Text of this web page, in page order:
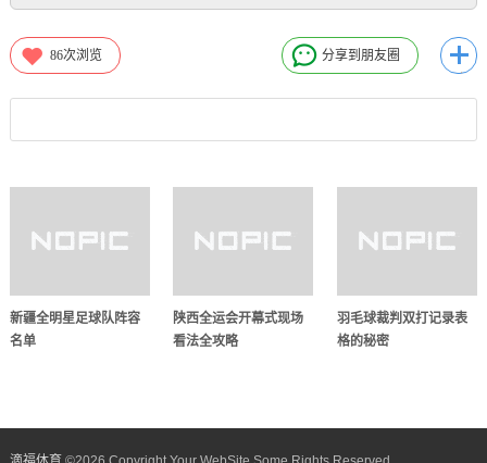
86次浏览 分享到朋友圈
新疆全明星足球队阵容
名单
陕西全运会开幕式现场
看法全攻略
羽毛球裁判双打记录表
格的秘密